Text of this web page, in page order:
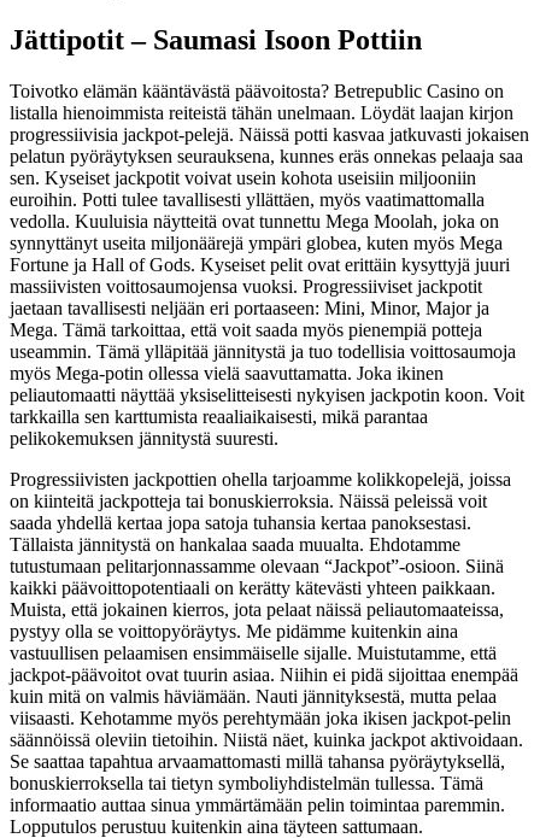
Jättipotit – Saumasi Isoon Pottiin
Toivotko elämän kääntävästä päävoitosta? Betrepublic Casino on
listalla hienoimmista reiteistä tähän unelmaan. Löydät laajan kirjon
progressiivisia jackpot-pelejä. Näissä potti kasvaa jatkuvasti jokaisen
pelatun pyöräytyksen seurauksena, kunnes eräs onnekas pelaaja saa
sen. Kyseiset jackpotit voivat usein kohota useisiin miljooniin
euroihin. Potti tulee tavallisesti yllättäen, myös vaatimattomalla
vedolla. Kuuluisia näytteitä ovat tunnettu Mega Moolah, joka on
synnyttänyt useita miljonäärejä ympäri globea, kuten myös Mega
Fortune ja Hall of Gods. Kyseiset pelit ovat erittäin kysyttyjä juuri
massiivisten voittosaumojensa vuoksi. Progressiiviset jackpotit
jaetaan tavallisesti neljään eri portaaseen: Mini, Minor, Major ja
Mega. Tämä tarkoittaa, että voit saada myös pienempiä potteja
useammin. Tämä ylläpitää jännitystä ja tuo todellisia voittosaumoja
myös Mega-potin ollessa vielä saavuttamatta. Joka ikinen
peliautomaatti näyttää yksiselitteisesti nykyisen jackpotin koon. Voit
tarkkailla sen karttumista reaaliaikaisesti, mikä parantaa
pelikokemuksen jännitystä suuresti.
Progressiivisten jackpottien ohella tarjoamme kolikkopelejä, joissa
on kiinteitä jackpotteja tai bonuskierroksia. Näissä peleissä voit
saada yhdellä kertaa jopa satoja tuhansia kertaa panoksestasi.
Tällaista jännitystä on hankalaa saada muualta. Ehdotamme
tutustumaan pelitarjonnassamme olevaan “Jackpot”-osioon. Siinä
kaikki päävoittopotentiaali on kerätty kätevästi yhteen paikkaan.
Muista, että jokainen kierros, jota pelaat näissä peliautomaateissa,
pystyy olla se voittopyöräytys. Me pidämme kuitenkin aina
vastuullisen pelaamisen ensimmäiselle sijalle. Muistutamme, että
jackpot-päävoitot ovat tuurin asiaa. Niihin ei pidä sijoittaa enempää
kuin mitä on valmis häviämään. Nauti jännityksestä, mutta pelaa
viisaasti. Kehotamme myös perehtymään joka ikisen jackpot-pelin
säännöissä oleviin tietoihin. Niistä näet, kuinka jackpot aktivoidaan.
Se saattaa tapahtua arvaamattomasti millä tahansa pyöräytyksellä,
bonuskierroksella tai tietyn symboliyhdistelmän tullessa. Tämä
informaatio auttaa sinua ymmärtämään pelin toimintaa paremmin.
Lopputulos perustuu kuitenkin aina täyteen sattumaan.